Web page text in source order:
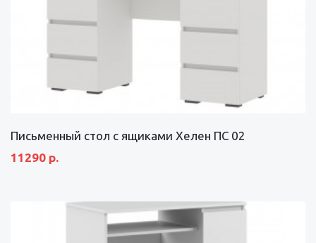
Письменный стол с ящиками Хелен ПС 02
11290 р.